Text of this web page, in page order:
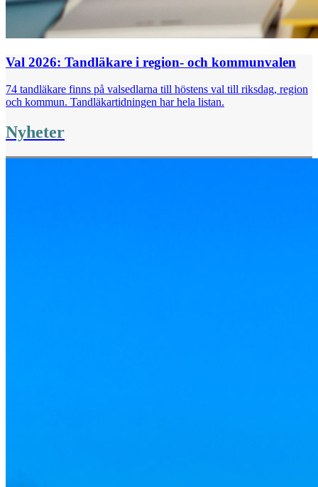
Val 2026: Tandläkare i region- och kommunvalen
74 tandläkare finns på valsedlarna till höstens val till riksdag, region
och kommun. Tandläkartidningen har hela listan.
Nyheter